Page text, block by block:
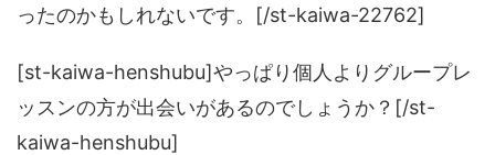
ったのかもしれないです。[/st-kaiwa-22762]
[st-kaiwa-henshubu]やっぱり個人よりグループレ
ッスンの方が出会いがあるのでしょうか？[/st-
kaiwa-henshubu]